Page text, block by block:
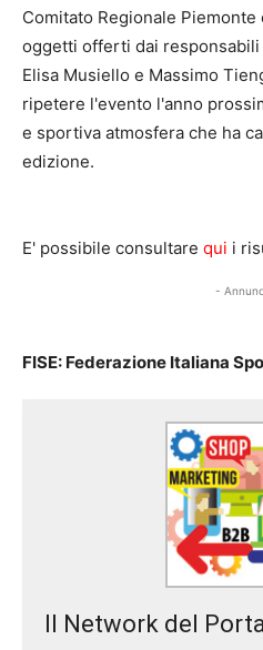
Comitato Regionale
oggetti offerti dai responsabili
Elisa Musiello e Massimo
ripetere l'evento l'anno
e sportiva atmosfera che ha
edizione.
E' possibile consultare qui i
-
FISE: Federazione Italiana
Il Network del